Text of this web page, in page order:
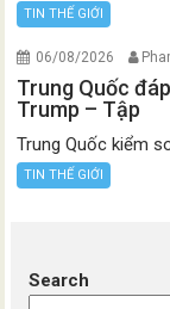
TIN THẾ GIỚI
06/08/2026
Trung Quốc
Trump – Tập
Trung Quốc kiểm
TIN THẾ GIỚI
Search